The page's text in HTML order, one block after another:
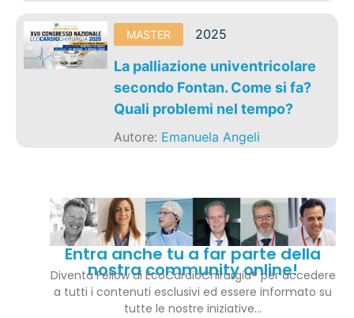
MASTER 2025
La palliazione univentricolare
secondo Fontan. Come si fa?
Quali problemi nel tempo?
Autore: Emanuela Angeli
Entra anche tu a far parte della
nostra community online!
Diventa Fellow di EcoCardioChirurgia® per accedere
a tutti i contenuti esclusivi ed essere informato su
tutte le nostre iniziative…